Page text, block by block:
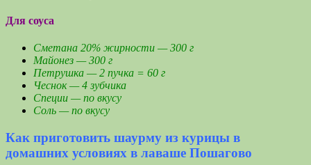
Для соуса
Сметана 20% жирности — 300 г
Майонез — 300 г
Петрушка — 2 пучка = 60 г
Чеснок — 4 зубчика
Специи — по вкусу
Соль — по вкусу
Как приготовить шаурму из курицы в
домашних условиях в лаваше Пошагово